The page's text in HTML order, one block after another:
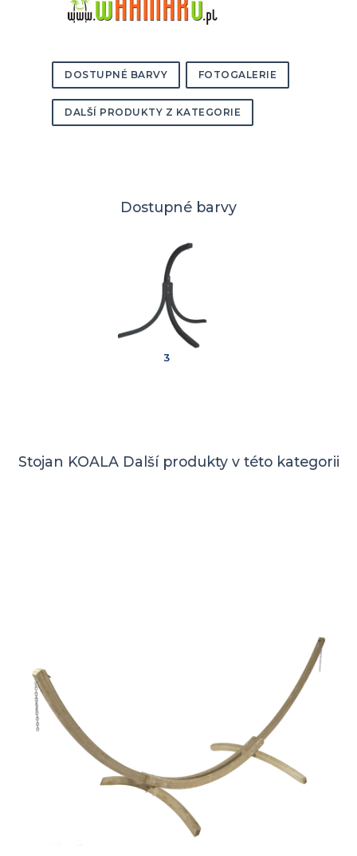
DOSTUPNÉ BARVY FOTOGALERIE
DALŠÍ PRODUKTY Z KATEGORIE
Dostupné barvy
3
Stojan KOALA Další produkty v této kategorii